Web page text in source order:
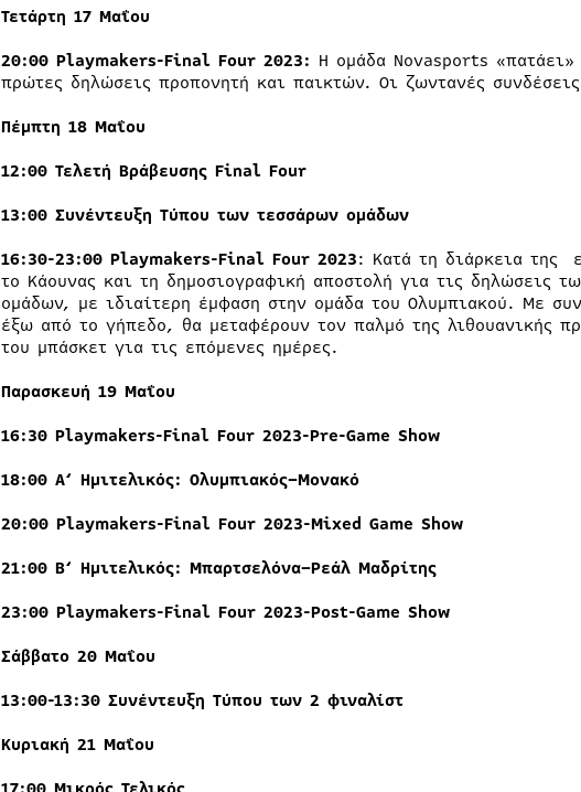
Τετάρτη 17 Μαΐου
20:00 Playmakers-Final Four 2023: Η ομάδα Novasports
πρώτες δηλώσεις προπονητή και παικτών. Οι ζωντανές
Πέμπτη 18 Μαΐου
12:00 Τελετή Βράβευσης Final Four
13:00 Συνέντευξη Τύπου των τεσσάρων ομάδων
16:30-23:00 Playmakers-Final Four 2023: Κατά τη διάρκεια της
τo Κάουνας και τη δημοσιογραφική αποστολή για τις δηλώσεις
ομάδων, με ιδιαίτερη έμφαση στην ομάδα του Ολυμπιακού. Με
έξω από το γήπεδο, θα μεταφέρουν τον παλμό της λιθουανικής
του μπάσκετ για τις επόμενες ημέρες.
Παρασκευή 19 Μαΐου
16:30 Playmakers-Final Four 2023-Pre-Game Show
18:00 Α‘ Ημιτελικός: Ολυμπιακός–Μονακό
20:00 Playmakers-Final Four 2023-Mixed Game Show
21:00 Β‘ Ημιτελικός: Μπαρτσελόνα–Ρεάλ Μαδρίτης
23:00 Playmakers-Final Four 2023-Post-Game Show
Σάββατο 20 Μαΐου
13:00-13:30 Συνέντευξη Τύπου των 2 φιναλίστ
Κυριακή 21 Μαΐου